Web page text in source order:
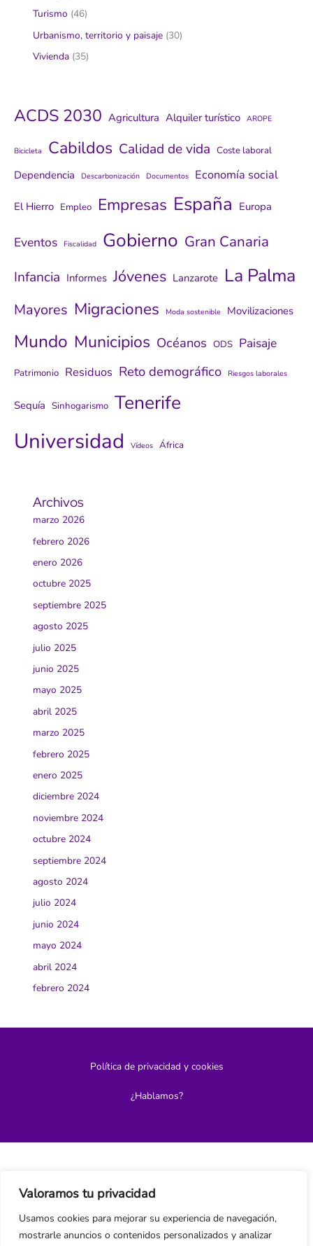
Valoramos tu privacidad
Usamos cookies para mejorar su experiencia de navegación,
mostrarle anuncios o contenidos personalizados y analizar
Turismo (46)
Urbanismo, territorio y paisaje (30)
Vivienda (35)
ACDS 2030 Agricultura Alquiler turístico AROPE
Bicicleta Cabildos Calidad de vida Coste laboral
Dependencia Descarbonización Documentos Economía social
El Hierro Empleo Empresas España Europa
Eventos Fiscalidad Gobierno Gran Canaria
Infancia Informes Jóvenes Lanzarote La Palma
Mayores Migraciones Moda sostenible Movilizaciones
Mundo Municipios Océanos ODS Paisaje
Patrimonio Residuos Reto demográfico Riesgos laborales
Sequía Sinhogarismo Tenerife
Universidad Vídeos África
Archivos
marzo 2026
febrero 2026
enero 2026
octubre 2025
septiembre 2025
agosto 2025
julio 2025
junio 2025
mayo 2025
abril 2025
marzo 2025
febrero 2025
enero 2025
diciembre 2024
noviembre 2024
octubre 2024
septiembre 2024
agosto 2024
julio 2024
junio 2024
mayo 2024
abril 2024
febrero 2024
Política de privacidad y cookies
¿Hablamos?